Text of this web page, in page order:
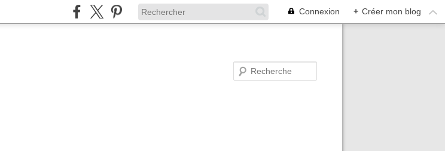
Connexion + Créer mon blog